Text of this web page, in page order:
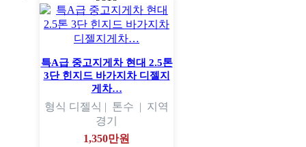
특A급 중고지게차 현대 2.5톤
3단 힌지드 바가지차 디젤지
게차…
형식 디젤식 | 톤수 | 지역
경기
1,350만원